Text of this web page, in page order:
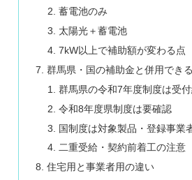
蓄電池のみ
太陽光＋蓄電池
7kW以上で補助額が変わる点
群馬県・国の補助金と併用でき
群馬県の令和7年度制度は受
令和8年度県制度は要確認
国制度は対象製品・登録事業
二重受給・契約前着工の注意
住宅用と事業者用の違い